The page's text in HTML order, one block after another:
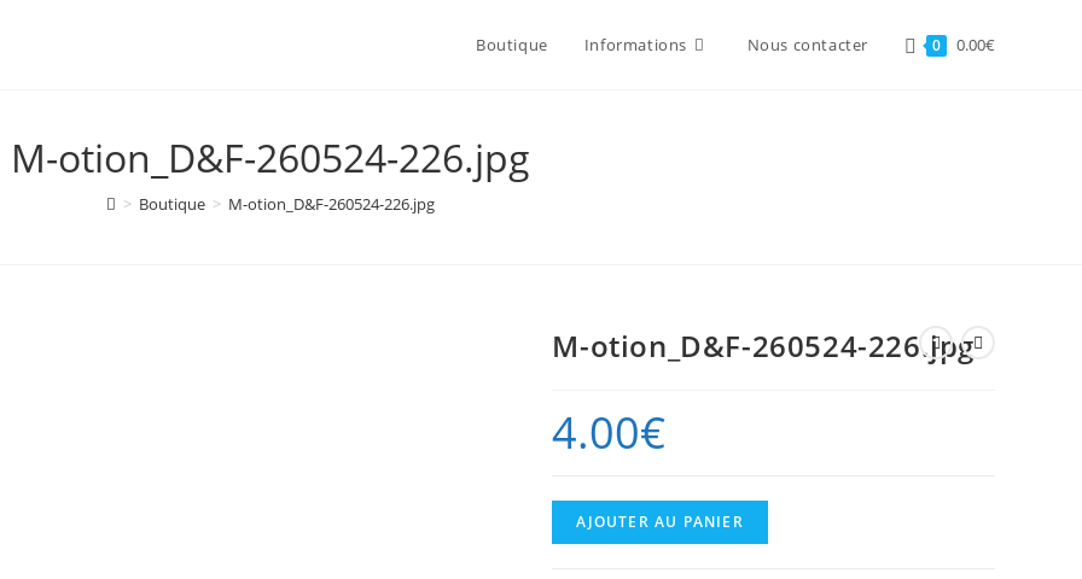
Boutique Informations Nous contacter 0 0.00€
M-otion_D&F-260524-226.jpg
> Boutique > M-otion_D&F-260524-226.jpg
M-otion_D&F-260524-226.jpg
4.00€
quantité
de
AJOUTER AU PANIER